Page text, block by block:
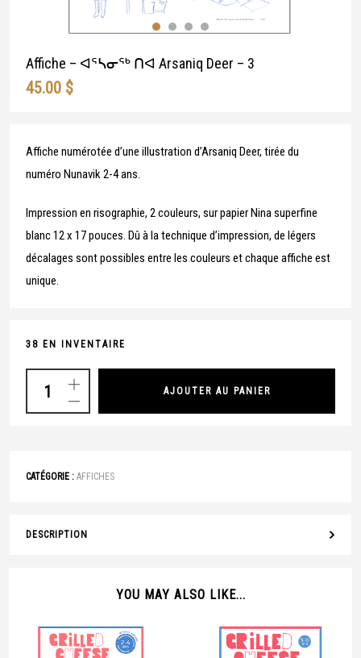
Affiche – ᐊᕐᓴᓂᖅ ᑎᐊ Arsaniq Deer – 3
45.00 $
Affiche numérotée d’une illustration d’Arsaniq Deer, tirée du
numéro Nunavik 2-4 ans.
Impression en risographie, 2 couleurs, sur papier Nina superfine
blanc 12 x 17 pouces. Dû à la technique d’impression, de légers
décalages sont possibles entre les couleurs et chaque affiche est
unique.
38 EN INVENTAIRE
AJOUTER AU PANIER
CATÉGORIE : AFFICHES
DESCRIPTION
YOU MAY ALSO LIKE...